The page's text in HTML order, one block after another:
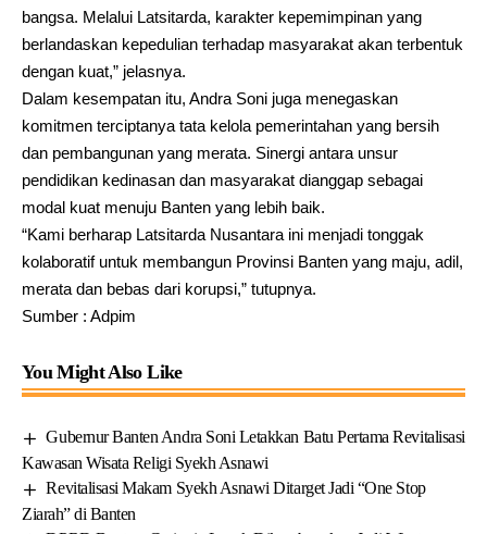
bangsa. Melalui Latsitarda, karakter kepemimpinan yang
berlandaskan kepedulian terhadap masyarakat akan terbentuk
dengan kuat,” jelasnya.
Dalam kesempatan itu, Andra Soni juga menegaskan
komitmen terciptanya tata kelola pemerintahan yang bersih
dan pembangunan yang merata. Sinergi antara unsur
pendidikan kedinasan dan masyarakat dianggap sebagai
modal kuat menuju Banten yang lebih baik.
“Kami berharap Latsitarda Nusantara ini menjadi tonggak
kolaboratif untuk membangun Provinsi Banten yang maju, adil,
merata dan bebas dari korupsi,” tutupnya.
Sumber : Adpim
You Might Also Like
Gubernur Banten Andra Soni Letakkan Batu Pertama Revitalisasi
Kawasan Wisata Religi Syekh Asnawi
Revitalisasi Makam Syekh Asnawi Ditarget Jadi “One Stop
Ziarah” di Banten